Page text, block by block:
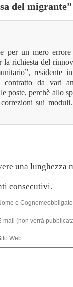
del migrante”
per un mero errore
richiesta del
residente
contratto da vari
poste, perchè allo
sui
una lunghezza
consecutivi.
e
mail (non verrà
Web